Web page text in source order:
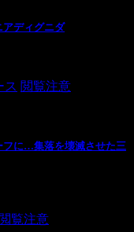
アディグニダ
ス 閲覧注意
フに…集落を壊滅させた三
閲覧注意